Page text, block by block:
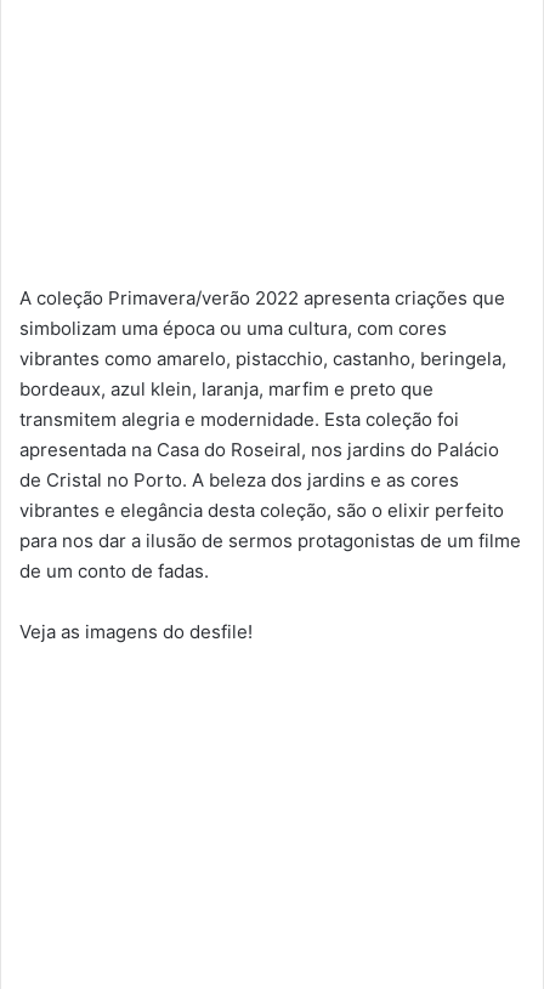
A coleção Primavera/verão 2022 apresenta criações que
simbolizam uma época ou uma cultura, com cores
vibrantes como amarelo, pistacchio, castanho, beringela,
bordeaux, azul klein, laranja, marfim e preto que
transmitem alegria e modernidade. Esta coleção foi
apresentada na Casa do Roseiral, nos jardins do Palácio
de Cristal no Porto. A beleza dos jardins e as cores
vibrantes e elegância desta coleção, são o elixir perfeito
para nos dar a ilusão de sermos protagonistas de um filme
de um conto de fadas.
Veja as imagens do desfile!